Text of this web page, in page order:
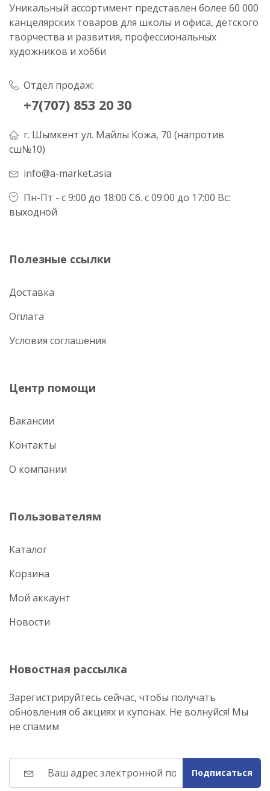
Уникальный ассортимент представлен более 60 000
канцелярских товаров для школы и офиса, детского
творчества и развития, профессиональных
художников и хобби
Отдел продаж:
+7(707) 853 20 30
г. Шымкент ул. Майлы Кожа, 70 (напротив
сш№10)
info@a-market.asia
Пн-Пт - с 9:00 до 18:00 Сб. с 09:00 до 17:00 Вс:
выходной
Полезные ссылки
Доставка
Оплата
Условия соглашения
Центр помощи
Вакансии
Контакты
О компании
Пользователям
Каталог
Корзина
Мой аккаунт
Новости
Новостная рассылка
Зарегистрируйтесь сейчас, чтобы получать
обновления об акциях и купонах. Не волнуйся! Мы
не спамим
Подписаться